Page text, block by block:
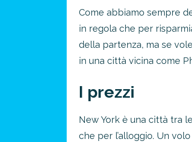
Come abbiamo sempre
in regola che per
della partenza, ma se
in una città vicina come
I prezzi
New York è una città tra
che per l’alloggio. Un